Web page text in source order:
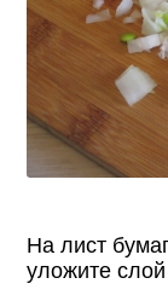
На лист
уложите